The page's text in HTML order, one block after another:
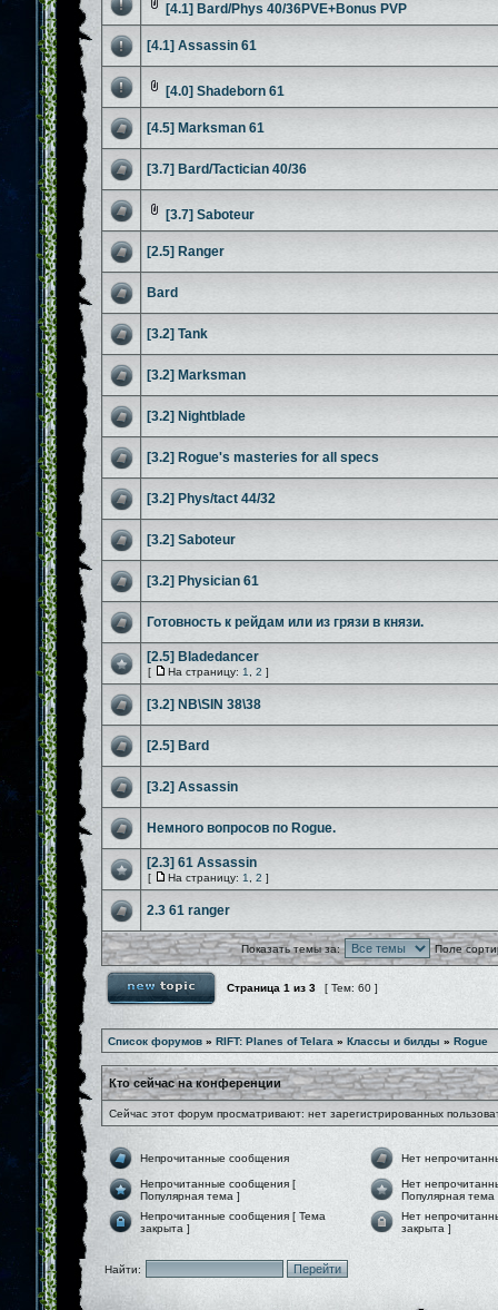
[4.1] Bard/Phys 40/36PVE+Bonus PVP
[4.1] Assassin 61
[4.0] Shadeborn 61
[4.5] Marksman 61
[3.7] Bard/Tactician 40/36
[3.7] Saboteur
[2.5] Ranger
Bard
[3.2] Tank
[3.2] Marksman
[3.2] Nightblade
[3.2] Rogue's masteries for all specs
[3.2] Phys/tact 44/32
[3.2] Saboteur
[3.2] Physician 61
Готовность к рейдам или из грязи в князи.
[2.5] Bladedancer
[ На страницу: 1 2 ]
[3.2] NB\SIN 38\38
[2.5] Bard
[3.2] Assassin
Немного вопросов по Rogue.
[2.3] 61 Assassin
[ На страницу: 1 2 ]
2.3 61 ranger
Показать темы за: Поле
Страница 1 из 3 [ Тем: 60 ]
Список форумов » RIFT: Planes of Telara » Классы и билды » Rogue
Кто сейчас на конференции
Сейчас этот форум просматривают: нет зарегистрированных
Непрочитанные сообщения Нет
Непрочитанные сообщения [
Популярная тема ]
Нет
Популярная тема
Непрочитанные сообщения [ Тема
закрыта ]
Нет
закрыта ]
Найти: